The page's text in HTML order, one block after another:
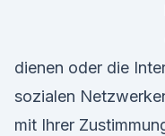
dienen oder die
sozialen
mit Ihrer